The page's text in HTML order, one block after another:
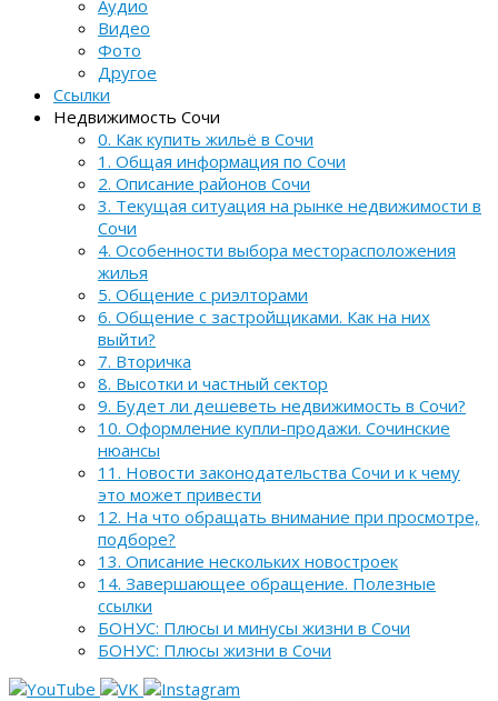
Аудио
Видео
Фото
Другое
Ссылки
Недвижимость Сочи
0. Как купить жильё в Сочи
1. Общая информация по Сочи
2. Описание районов Сочи
3. Текущая ситуация на рынке недвижимости в
Сочи
4. Особенности выбора месторасположения
жилья
5. Общение с риэлторами
6. Общение с застройщиками. Как на них
выйти?
7. Вторичка
8. Высотки и частный сектор
9. Будет ли дешеветь недвижимость в Сочи?
10. Оформление купли-продажи. Сочинские
нюансы
11. Новости законодательства Сочи и к чему
это может привести
12. На что обращать внимание при просмотре,
подборе?
13. Описание нескольких новостроек
14. Завершающее обращение. Полезные
ссылки
БОНУС: Плюсы и минусы жизни в Сочи
БОНУС: Плюсы жизни в Сочи